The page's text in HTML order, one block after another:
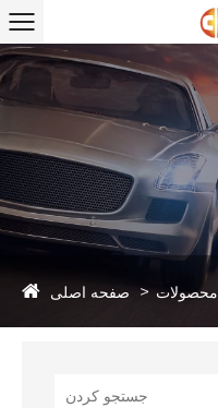
صفحه اصلی محصولات